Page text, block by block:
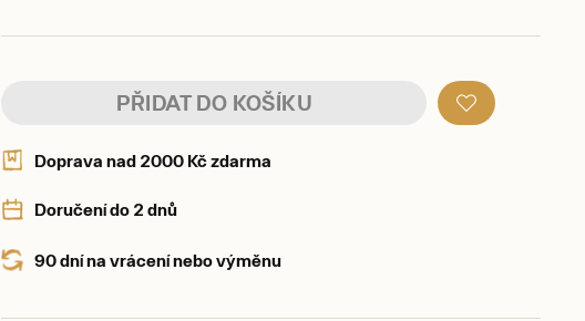
PŘIDAT DO KOŠÍKU
Doprava nad 2000 Kč zdarma
Doručení do 2 dnů
90 dní na vrácení nebo výměnu